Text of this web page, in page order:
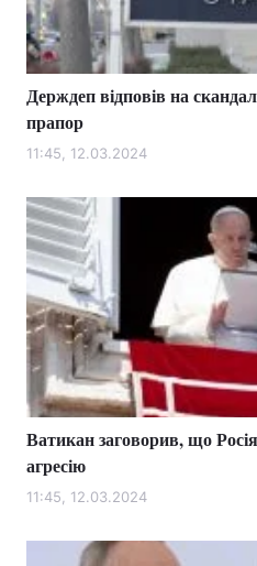
Держдеп відповів на
прапор
11:45, 12.03.2024
Ватикан заговорив, що
агресію
11:45, 12.03.2024